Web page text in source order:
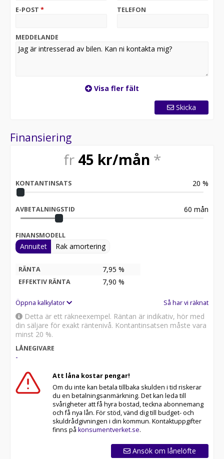
en bil där både komfort och utrustning ligger på en
Peugeot 2008 GT Automat – en kompakt SUV med stor
personlighet, som levererar mer än du förväntar dig.
E-POST * TELEFON
MEDDELANDE
Visa fler fält
Skicka
Finansiering
fr 45 kr/mån *
KONTANTINSATS 20 %
AVBETALNINGSTID 60 mån
FINANSMODELL
Annuitet Rak amortering
RÄNTA 7,95 %
EFFEKTIV RÄNTA 7,90 %
Öppna kalkylator Så har vi räknat
Detta är ett räkneexempel. Räntan är indikativ, hör med
din säljare för exakt räntenivå. Kontantinsatsen måste vara
minst 20 %.
LÅNEGIVARE
-
Att låna kostar pengar!
Om du inte kan betala tillbaka skulden i tid riskerar
du en betalningsanmärkning. Det kan leda till
svårigheter att få hyra bostad, teckna abonnemang
och få nya lån. För stöd, vänd dig till budget- och
skuldrådgivningen i din kommun. Kontaktuppgifter
finns på konsumentverket.se.
Ansök om lånelöfte